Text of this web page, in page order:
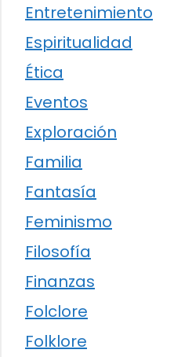
Entretenimiento
Espiritualidad
Ética
Eventos
Exploración
Familia
Fantasía
Feminismo
Filosofía
Finanzas
Folclore
Folklore